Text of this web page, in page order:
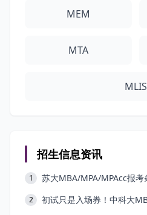
MEM
MTA
MLIS
招生信息资讯
1 苏大MBA/MPA/MPAcc报
2 初试只是入场券！中科大